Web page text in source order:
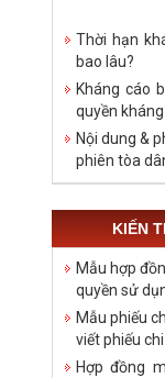
Thời hạn
bao lâu?
Kháng cáo
quyền
Nội dung &
phiên tòa
KIẾN
Mẫu hợp
quyền sử
Mẫu phiếu
viết phiếu
Hợp đồng